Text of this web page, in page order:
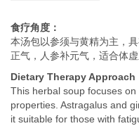
食疗角度：
本汤包以参须与黄精为主，
正气，人参补元气，适合体
Dietary Therapy Approach
This herbal soup focuses
properties. Astragalus and
it suitable for those with